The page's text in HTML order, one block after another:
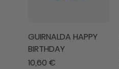
GUIRNALDA HAPPY
BIRTHDAY
Precio
10,60 €